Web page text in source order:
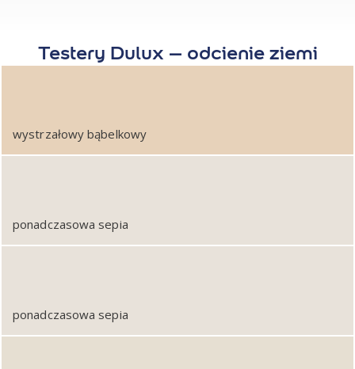
Testery Dulux – odcienie ziemi
wystrzałowy bąbelkowy
ponadczasowa sepia
ponadczasowa sepia